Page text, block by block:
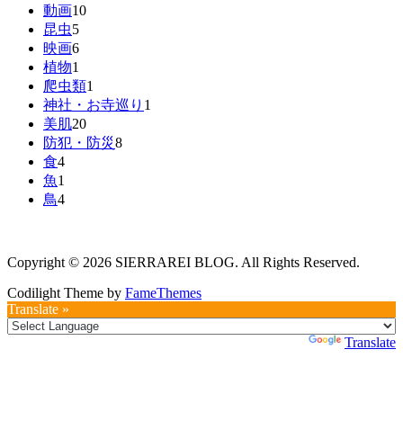
動画10
昆虫5
映画6
植物1
爬虫類1
神社・お寺巡り 1
美肌20
防犯・防災8
食4
魚1
鳥4
Copyright © 2026 SIERRAREI BLOG. All Rights Reserved.
Codilight Theme by FameThemes
Translate »
Translate